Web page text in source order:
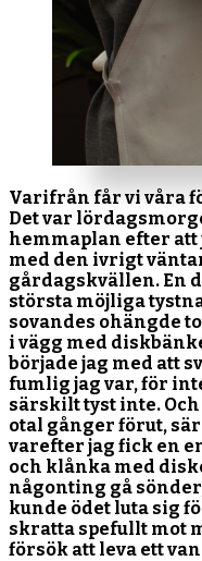
Varifrån får vi våra
Det var
hemmaplan efter att
med den ivrigt
gårdagskvällen. En
största möjliga
sovandes ohängde
i vägg med
började jag med att
fumlig jag var, för
särskilt tyst inte.
otal gånger förut,
varefter jag fick en
och klånka med
någonting gå
kunde ödet luta sig
skratta spefullt mot
försök att leva ett